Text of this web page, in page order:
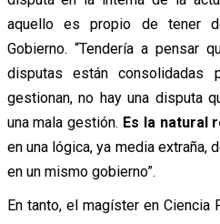
aquello es propio de tener
Gobierno. “Tendería a pensar
disputas están
gestionan, no hay una disputa
una mala gestión. Es la natural
en una lógica, ya media extraña,
en un mismo gobierno”.
En tanto, el magíster en